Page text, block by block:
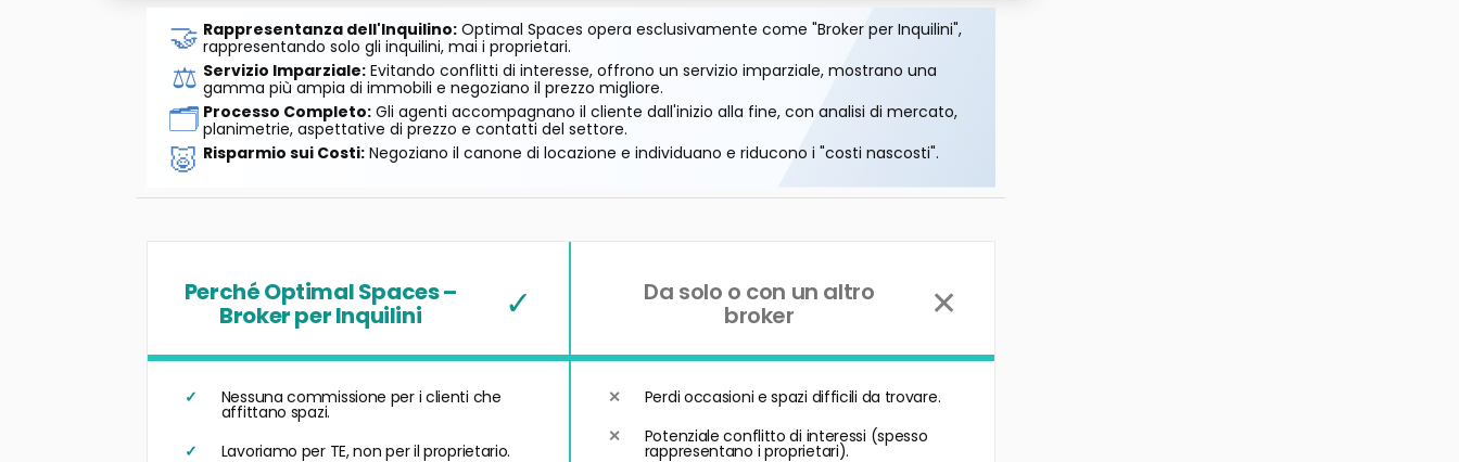
🤝 Rappresentanza dell'Inquilino:Optimal Spaces opera esclusivamente come "Broker per Inquilini",
rappresentando solo gli inquilini, mai i proprietari.
⚖️ Servizio Imparziale:Evitando conflitti di interesse, offrono un servizio imparziale, mostrano una
gamma più ampia di immobili e negoziano il prezzo migliore.
🗂️ Processo Completo:Gli agenti accompagnano il cliente dall'inizio alla fine, con analisi di mercato,
planimetrie, aspettative di prezzo e contatti del settore.
🐷 Risparmio sui Costi:Negoziano il canone di locazione e individuano e riducono i "costi nascosti".
Perché Optimal Spaces –
Broker per Inquilini ✓
Nessuna commissione per i clienti che
affittano spazi.
Lavoriamo per TE, non per il proprietario.
Da solo o con un altro
broker ✕
Perdi occasioni e spazi difficili da trovare.
Potenziale conflitto di interessi (spesso
rappresentano i proprietari).